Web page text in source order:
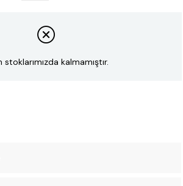
stoklarımızda kalmamıştır.